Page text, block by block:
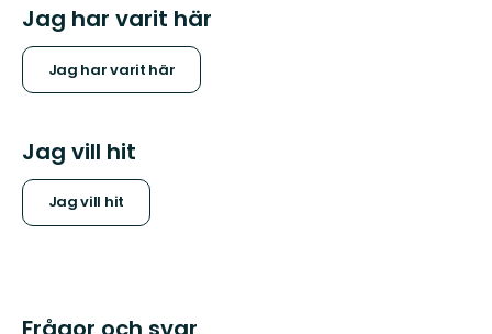
Jag har varit här
Jag har varit här
Jag vill hit
Jag vill hit